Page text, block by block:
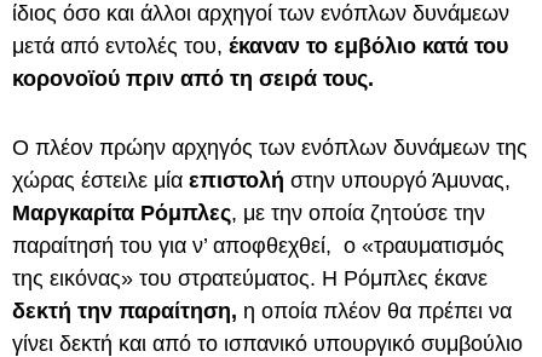
ίδιος όσο και άλλοι αρχηγοί των ενόπλων δυνάμεων
μετά από εντολές του, έκαναν το εμβόλιο κατά του
κορονοϊού πριν από τη σειρά τους.
Ο πλέον πρώην αρχηγός των ενόπλων δυνάμεων της
χώρας έστειλε μία επιστολή στην υπουργό Άμυνας,
Μαργκαρίτα Ρόμπλες, με την οποία ζητούσε την
παραίτησή του για ν’ αποφθεχθεί, ο «τραυματισμός
της εικόνας» του στρατεύματος. Η Ρόμπλες έκανε
δεκτή την παραίτηση, η οποία πλέον θα πρέπει να
γίνει δεκτή και από το ισπανικό υπουργικό συμβούλιο